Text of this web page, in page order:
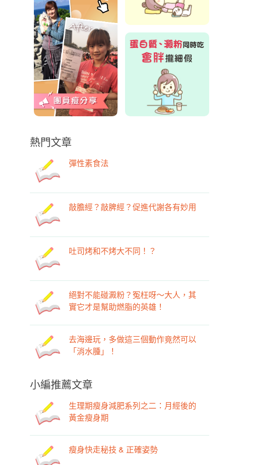
熱門文章
彈性素食法
敲膽經？敲脾經？促進代謝各有妙用
吐司烤和不烤大不同！？
絕對不能碰澱粉？冤枉呀～大人，其
實它才是幫助燃脂的英雄！
去海邊玩，多做這三個動作竟然可以
「消水腫」！ ​
小編推薦文章
生理期瘦身減肥系列之二：月經後的
黃金瘦身期
瘦身快走秘技 & 正確姿勢